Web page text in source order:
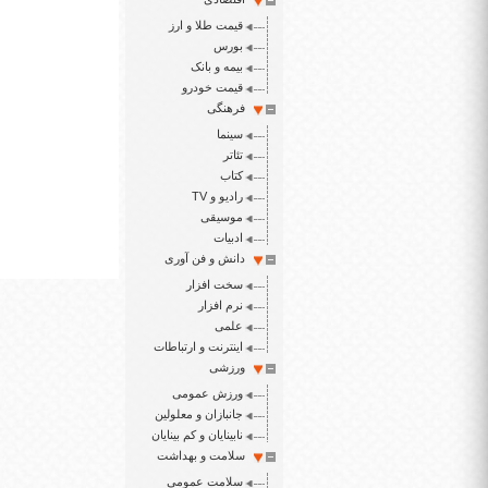
قیمت طلا و ارز
بورس
بیمه و بانک
قیمت خودرو
فرهنگی
سینما
تئاتر
کتاب
رادیو و TV
موسیقی
ادبیات
دانش و فن آوری
سخت افزار
نرم افزار
علمی
اینترنت و ارتباطات
ورزشی
ورزش عمومی
جانبازان و معلولین
نابینایان و کم بینایان
سلامت و بهداشت
سلامت عمومی